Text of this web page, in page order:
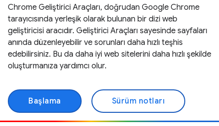
Chrome Geliştirici Araçları, doğrudan Google Chrome
tarayıcısında yerleşik olarak bulunan bir dizi web
geliştiricisi aracıdır. Geliştirici Araçları sayesinde sayfaları
anında düzenleyebilir ve sorunları daha hızlı teşhis
edebilirsiniz. Bu da daha iyi web sitelerini daha hızlı şekilde
oluşturmanıza yardımcı olur.
Başlama Sürüm notları